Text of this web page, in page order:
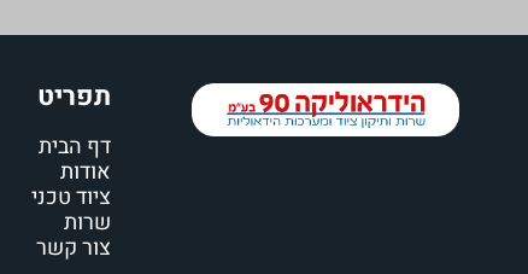
תפריט
דף הבית
אודות
ציוד טכני
שרות
צור קשר